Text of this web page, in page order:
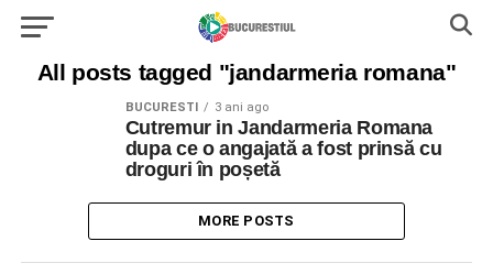
All posts tagged "jandarmeria romana"
BUCURESTI 3 ani ago
Cutremur in Jandarmeria Romana
dupa ce o angajată a fost prinsă cu
droguri în poșetă
MORE POSTS